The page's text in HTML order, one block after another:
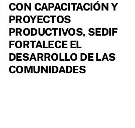
CON CAPACITACIÓN Y
PROYECTOS
PRODUCTIVOS, SEDIF
FORTALECE EL
DESARROLLO DE LAS
COMUNIDADES